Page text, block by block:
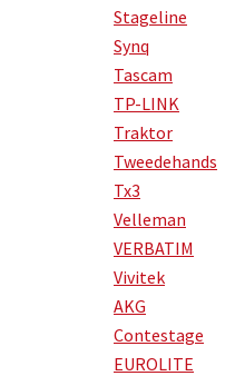
Stageline
Synq
Tascam
TP-LINK
Traktor
Tweedehands
Tx3
Velleman
VERBATIM
Vivitek
AKG
Contestage
EUROLITE